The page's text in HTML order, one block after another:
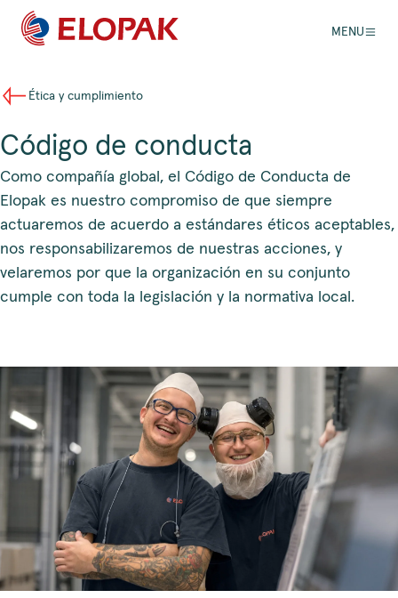
MENU
Ética y cumplimiento
Código de conducta
Como compañía global, el Código de Conducta de
Elopak es nuestro compromiso de que siempre
actuaremos de acuerdo a estándares éticos aceptables,
nos responsabilizaremos de nuestras acciones, y
velaremos por que la organización en su conjunto
cumple con toda la legislación y la normativa local.